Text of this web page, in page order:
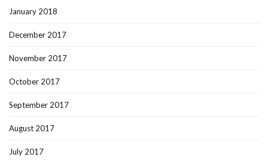
January 2018
December 2017
November 2017
October 2017
September 2017
August 2017
July 2017